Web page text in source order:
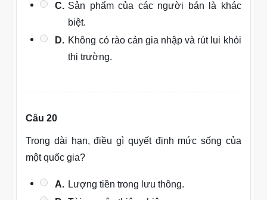
C. Sản phẩm của các người bán là khác
biệt.
D. Không có rào cản gia nhập và rút lui khỏi
thị trường.
Câu 20
Trong dài hạn, điều gì quyết định mức sống của
một quốc gia?
A. Lượng tiền trong lưu thông.